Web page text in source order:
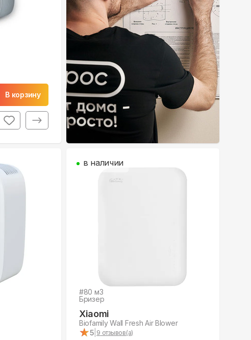
В корзину
#80 м3
Бризер
Xiaomi
Biofamily Wall Fresh Air Blower
★
★5 9 отзывов(а)
в наличии